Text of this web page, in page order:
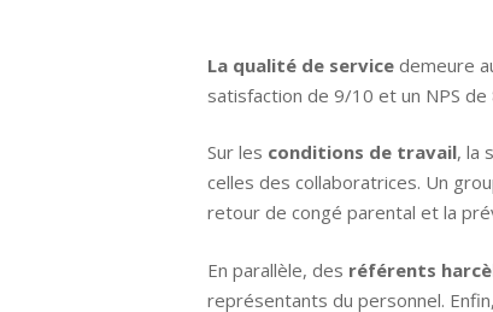
La qualité de service demeure
satisfaction de 9/10 et un NPS de
Sur les conditions de travail, la
celles des collaboratrices. Un
retour de congé parental et la
En parallèle, des référents
représentants du personnel.
Engagements
Actualités